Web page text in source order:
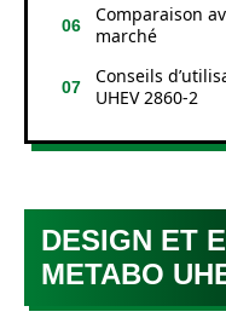
Comparaison
marché
Conseils
UHEV 2860-2
DESIGN ET
METABO